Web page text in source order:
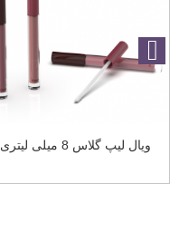
ویال لیپ گلاس 8 میلی لیتری